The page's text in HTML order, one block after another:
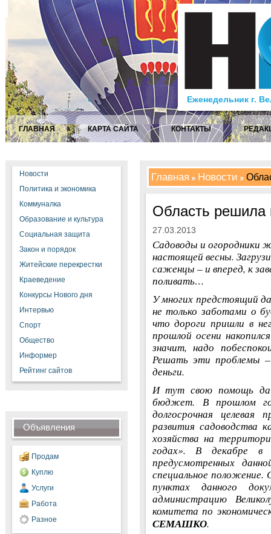
Еженедельник г.
ГЛАВНАЯ КАРТА САЙТА КОНТАКТЫ
Новости
Политика и экономика
Коммуналка
Образование и культура
Социальная защита
Закон и порядок
Житейские перекрестки
Краеведение
Конкурсы Нового дня
Интервью
Спорт
Общество
Информер
Рейтинг сайтов
Объявления
Продам
Куплю
Услуги
Работа
Разное
Главная Новости
Область решила
27.03.2013
Садоводы и огородники
настоящей весны.
саженцы – и вперед, к
поливать…
У многих предстоящий
не только заботами о
что дороги пришли в
прошлой осени
значит, надо
Решать эти проблемы
деньги.
И тут свою помощь
бюджет. В прошлом
долгосрочная целевая
развития садоводства
хозяйства на
годах». В декабре в
предусмотренных
специальное положение.
пунктах данного
администрацию
комитета по
СЕМАШКО.